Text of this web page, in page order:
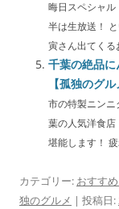
晦日スペシャ
半は生放送！
寅さん出てく
千葉の絶品
【孤独のグル
市の特製ニン
葉の人気洋食店
堪能します！
カテゴリー: おすす
独のグルメ | 投稿日: